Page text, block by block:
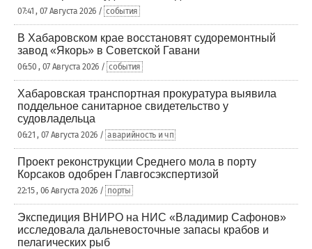
07:41 , 07 Августа 2026 / события
В Хабаровском крае восстановят судоремонтный
завод «Якорь» в Советской Гавани
06:50 , 07 Августа 2026 / события
Хабаровская транспортная прокуратура выявила
поддельное санитарное свидетельство у
судовладельца
06:21 , 07 Августа 2026 / аварийность и чп
Проект реконструкции Среднего мола в порту
Корсаков одобрен Главгосэкспертизой
22:15 , 06 Августа 2026 / порты
Экспедиция ВНИРО на НИС «Владимир Сафонов»
исследовала дальневосточные запасы крабов и
пелагических рыб